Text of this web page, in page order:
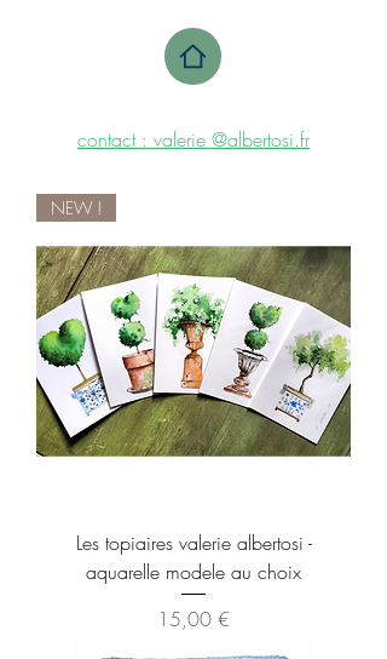
contact : valerie @albertosi.fr
NEW !
Les topiaires valerie albertosi -
aquarelle modele au choix
Preis
15,00 €